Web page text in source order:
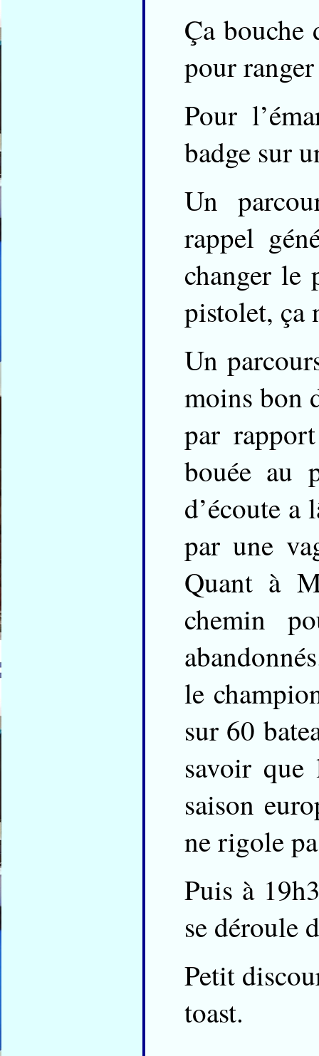
Ça bouche
pour
Pour
badge sur
Un
rappel
changer le
pistolet, ça
Un
moins bon
par
bouée au
d’écoute
par une
Quant à
chemin
le
sur 60
savoir
saison
ne rigole
Puis à
se déroule
Petit
toast.